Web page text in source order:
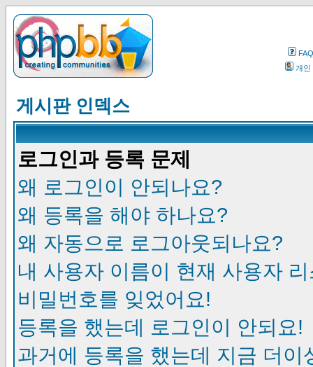
FAQ
개인
게시판 인덱스
로그인과 등록 문제
왜 로그인이 안되나요?
왜 등록을 해야 하나요?
왜 자동으로 로그아웃되나요?
내 사용자 이름이 현재 사용자
비밀번호를 잊었어요!
등록을 했는데 로그인이 안되요!
과거에 등록을 했는데 지금 더이